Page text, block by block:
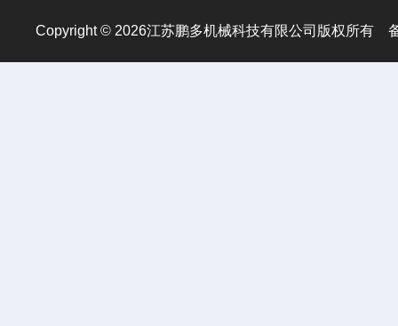
Copyright © 2026江苏鹏多机械科技有限公司版权所有